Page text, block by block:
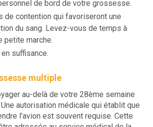
de bord de votre grossesse.
de contention qui favoriseront une
du sang. Levez-vous de temps à
petite marche.
en suffisance.
multiple
au-delà de votre 28ème semaine
autorisation médicale qui établit que
l’avion est souvent requise. Cette